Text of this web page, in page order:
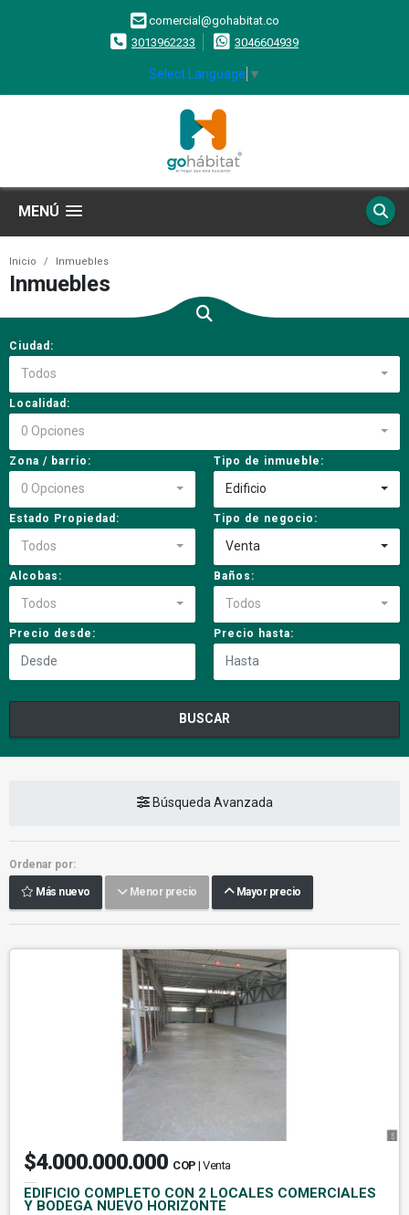
comercial@gohabitat.co
3013962233
3046604939
Select Language ▼
MENÚ
Inicio Inmuebles
Inmuebles
Ciudad:
Todos
Localidad:
0 Opciones
Zona / barrio:
0 Opciones
Tipo de inmueble:
Edificio
Estado Propiedad:
Todos
Tipo de negocio:
Venta
Alcobas:
Todos
Baños:
Todos
Precio desde: Precio hasta:
BUSCAR
Búsqueda Avanzada
Ordenar por:
Más nuevo Menor precio Mayor precio
$4.000.000.000 COP | Venta
EDIFICIO COMPLETO CON 2 LOCALES COMERCIALES
Y BODEGA NUEVO HORIZONTE